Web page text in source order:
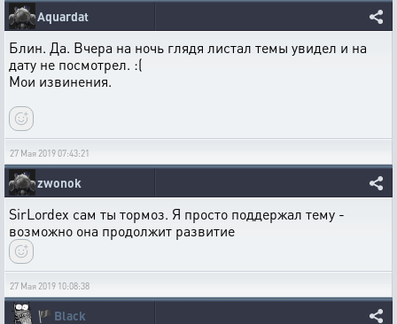
Aquardat
Блин. Да. Вчера на ночь глядя листал темы увидел и на
дату не посмотрел. :(
Мои извинения.
27 Мая 2019 07:43:21
zwonok
SirLordex сам ты тормоз. Я просто поддержал тему -
возможно она продолжит развитие
27 Мая 2019 10:08:38
🏴 Black